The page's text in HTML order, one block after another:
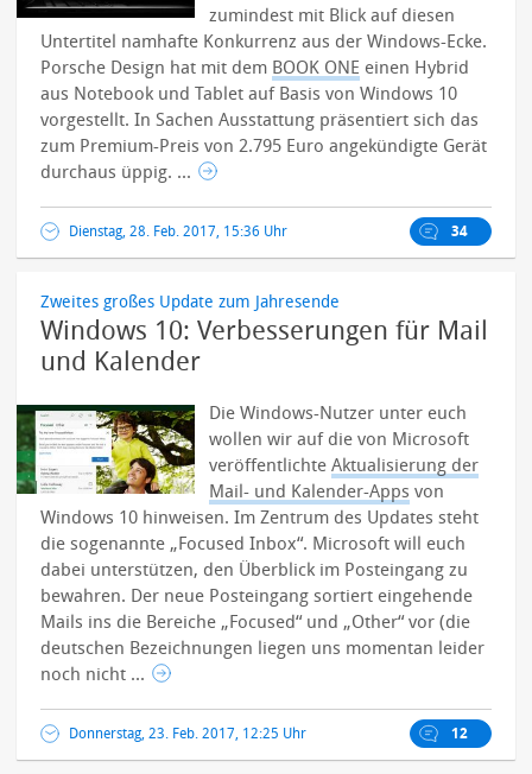
zumindest mit Blick auf diesen
Untertitel namhafte Konkurrenz aus der Windows-Ecke.
Porsche Design hat mit dem BOOK ONE einen Hybrid
aus Notebook und Tablet auf Basis von Windows 10
vorgestellt.In Sachen Ausstattung präsentiert sich das
zum Premium-Preis von 2.795 Euro angekündigte Gerät
durchaus üppig. ...
Dienstag, 28. Feb. 2017, 15:36 Uhr 34
Zweites großes Update zum Jahresende
Windows 10: Verbesserungen für Mail
und Kalender
Die Windows-Nutzer unter euch
wollen wir auf die von Microsoft
veröffentlichteAktualisierung der
Mail- und Kalender-Apps von
Windows 10 hinweisen. Im Zentrum des Updates steht
die sogenannte „Focused Inbox“. Microsoft will euch
dabei unterstützen, den Überblick im Posteingang zu
bewahren. Der neue Posteingang sortiert eingehende
Mails ins die Bereiche „Focused“ und „Other“ vor (die
deutschen Bezeichnungen liegen uns momentan leider
noch nicht ...
Donnerstag, 23. Feb. 2017, 12:25 Uhr 12